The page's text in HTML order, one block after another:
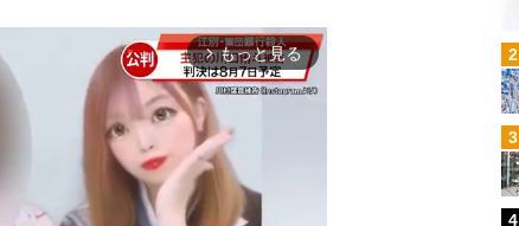
arrow_forward_ios もっと見る 2
3
4